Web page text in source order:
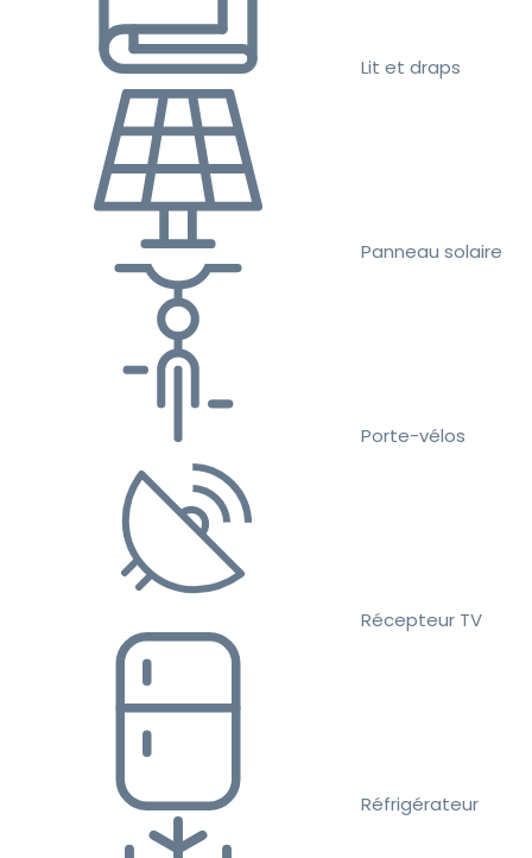
Lit et draps
Panneau solaire
Porte-vélos
Récepteur TV
Réfrigérateur